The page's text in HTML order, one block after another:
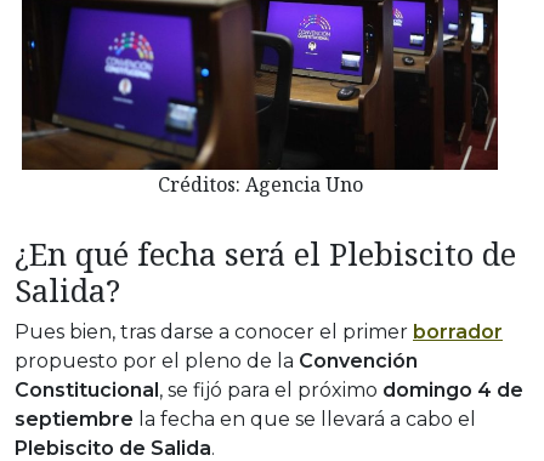
Créditos: Agencia Uno
¿En qué fecha será el Plebiscito de
Salida?
Pues bien, tras darse a conocer el primer borrador
propuesto por el pleno de la Convención
Constitucional, se fijó para el próximo domingo 4 de
septiembre la fecha en que se llevará a cabo el
Plebiscito de Salida.